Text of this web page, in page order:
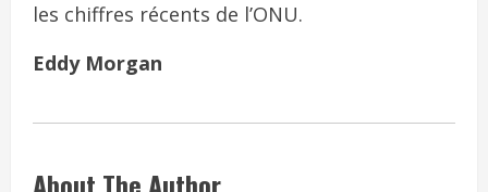
les chiffres récents de l’ONU.
Eddy Morgan
About The Author